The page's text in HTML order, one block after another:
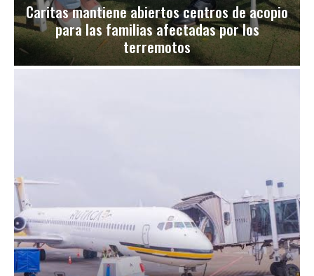
Caritas mantiene abiertos centros de acopio
para las familias afectadas por los
terremotos